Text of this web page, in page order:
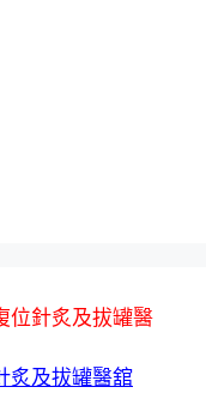
位針炙及拔罐醫
炙及拔罐醫舘